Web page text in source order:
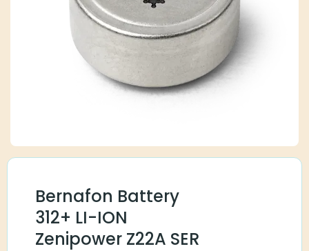
Bernafon Battery
312+ LI-ION
Zenipower Z22A SER